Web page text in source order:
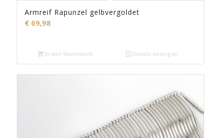
Armreif Rapunzel gelbvergoldet
€69,98
In den Warenkorb Details anzeigen